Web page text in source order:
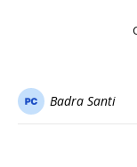
Badra Santi